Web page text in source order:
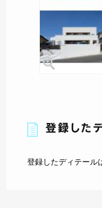
登録したディテール